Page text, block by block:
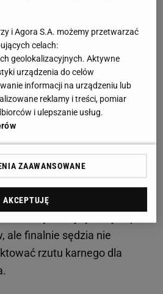
"Dobrze, że się
po finale Pucharu Polski.
już podnieść po dwóch
PiłkarzeJensa
próbowali strzelić drugą
się otrząsnąć. Pod koniec
ale finalnie sędzia nie
rzutu karnego dla
i Agora S.A. możemy przetwarzać
celach:
geolokalizacyjnych. Aktywne
urządzenia do celów
informacji na urządzeniu lub
reklamy i treści, pomiar
i ulepszanie usług.
ZAAWANSOWANE
AKCEPTUJĘ